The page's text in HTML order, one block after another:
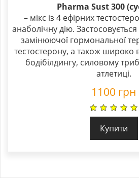
out of 5
Pharma Sust 300
– мікс із 4 ефірних
анаболічну дію.
замінюючої гормональної
тестостерону, а також широко
бодібілдингу, силовому
атлетиці.
1100 грн
Купити